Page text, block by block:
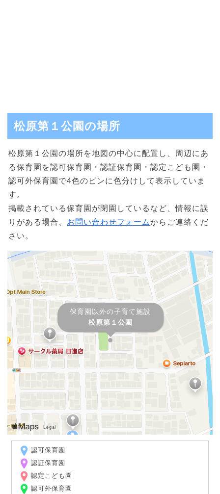
松原第１公園の場所
松原第１公園の場所を地図の中心に配置し、周辺にあ
る保育園を認可保育園・認証保育園・認定こども園・
認可外保育園で4色のピンに色分けして表示していま
す。
掲載されている保育園が閉園しているなど、情報に誤
りがある場合、 お問い合わせフォームからご連絡くだ
さい。
保育園以外の子育て施設
松原第１公園
認可保育園
認証保育園
認定こども園
認可外保育園